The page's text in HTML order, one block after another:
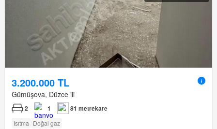
3.200.000 TL
Gümüşova, Düzce ili
2 1 81 metrekare
Isıtma Doğal gaz